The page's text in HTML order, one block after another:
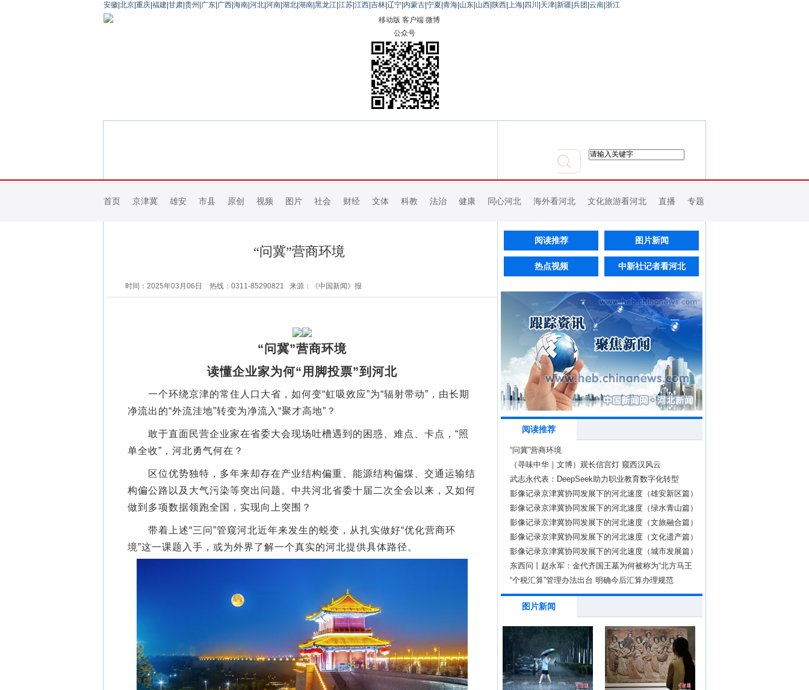
安徽 北京 重庆 福建 甘肃 贵州 广东 广西 海南 河北 河南 湖北 湖南 黑龙江 江苏 江西 吉林 辽宁 内蒙古 宁夏 青海 山东 山西 陕西 上海 四川 天津 新疆 兵团 云南 浙江
移动版 客户端 微博
公众号
首页 京津冀 雄安 市县 原创 视频 图片 社会 财经 文体 科教 法治 健康 同心河北 海外看河北 文化旅游看河北 直播 专题
“问冀”营商环境
时间：2025年03月06日 热线：0311-85290821 来源：《中国新闻》报
“问冀”营商环境
读懂企业家为何“用脚投票”到河北
一个环绕京津的常住人口大省，如何变“虹吸效应”为“辐射带动”，由长期
净流出的“外流洼地”转变为净流入“聚才高地”？
敢于直面民营企业家在省委大会现场吐槽遇到的困惑、难点、卡点，“照
单全收”，河北勇气何在？
区位优势独特，多年来却存在产业结构偏重、能源结构偏煤、交通运输结
构偏公路以及大气污染等突出问题。中共河北省委十届二次全会以来，又如何
做到多项数据领跑全国，实现向上突围？
带着上述“三问”管窥河北近年来发生的蜕变，从扎实做好“优化营商环
境”这一课题入手，或为外界了解一个真实的河北提供具体路径。
阅读推荐 图片新闻
热点视频 中新社记者看河北
阅读推荐
“问冀”营商环境
（寻味中华｜文博）观长信宫灯 窥西汉风云
武志永代表：DeepSeek助力职业教育数字化转型
影像记录京津冀协同发展下的河北速度（雄安新区篇）
影像记录京津冀协同发展下的河北速度（绿水青山篇）
影像记录京津冀协同发展下的河北速度（文旅融合篇）
影像记录京津冀协同发展下的河北速度（文化遗产篇）
影像记录京津冀协同发展下的河北速度（城市发展篇）
东西问丨赵永军：金代齐国王墓为何被称为“北方马王
堆”？
“个税汇算”管理办法出台 明确今后汇算办理规范
图片新闻